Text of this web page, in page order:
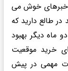
خبرهای خوش می
نگران نباشد که ۴ فرزند در طالع دارید که
ماه دیگر بهبود
خرید موقعیت
مهمی در پیش